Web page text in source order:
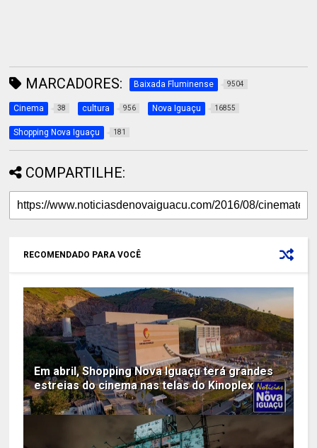
MARCADORES: Baixada Fluminense 9504
Cinema 38 cultura 956 Nova Iguaçu 16855
Shopping Nova Iguaçu 181
COMPARTILHE:
RECOMENDADO PARA VOCÊ
Em abril, Shopping Nova Iguaçu terá grandes
estreias do cinema nas telas do Kinoplex